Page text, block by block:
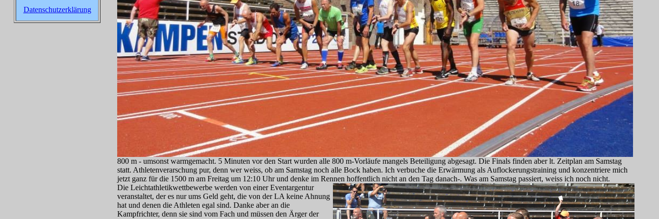
Datenschutzerklärung
800 m - umsonst warmgemacht. 5 Minuten vor den Start wurden alle 800 m-Vorläufe mangels Beteiligung abgesagt. Die Finals finden aber lt. Zeitplan am Samstag
statt. Athletenverarschung pur, denn wer weiss, ob am Samstag noch alle Bock haben. Ich verbuche die Erwärmung als Auflockerungstraining und konzentriere mich
jetzt ganz für die 1500 m am Freitag um 12:10 Uhr und denke im Rennen hoffentlich nicht an den Tag danach-. Was am Samstag passiert, weiss ich noch nicht.
Die Leichtathletikwettbewerbe werden von einer Eventargentur
veranstaltet, der es nur ums Geld geht, die von der LA keine Ahnung
hat und denen die Athleten egal sind. Danke aber an die
Kampfrichter, denn sie sind vom Fach und müssen den Ärger der